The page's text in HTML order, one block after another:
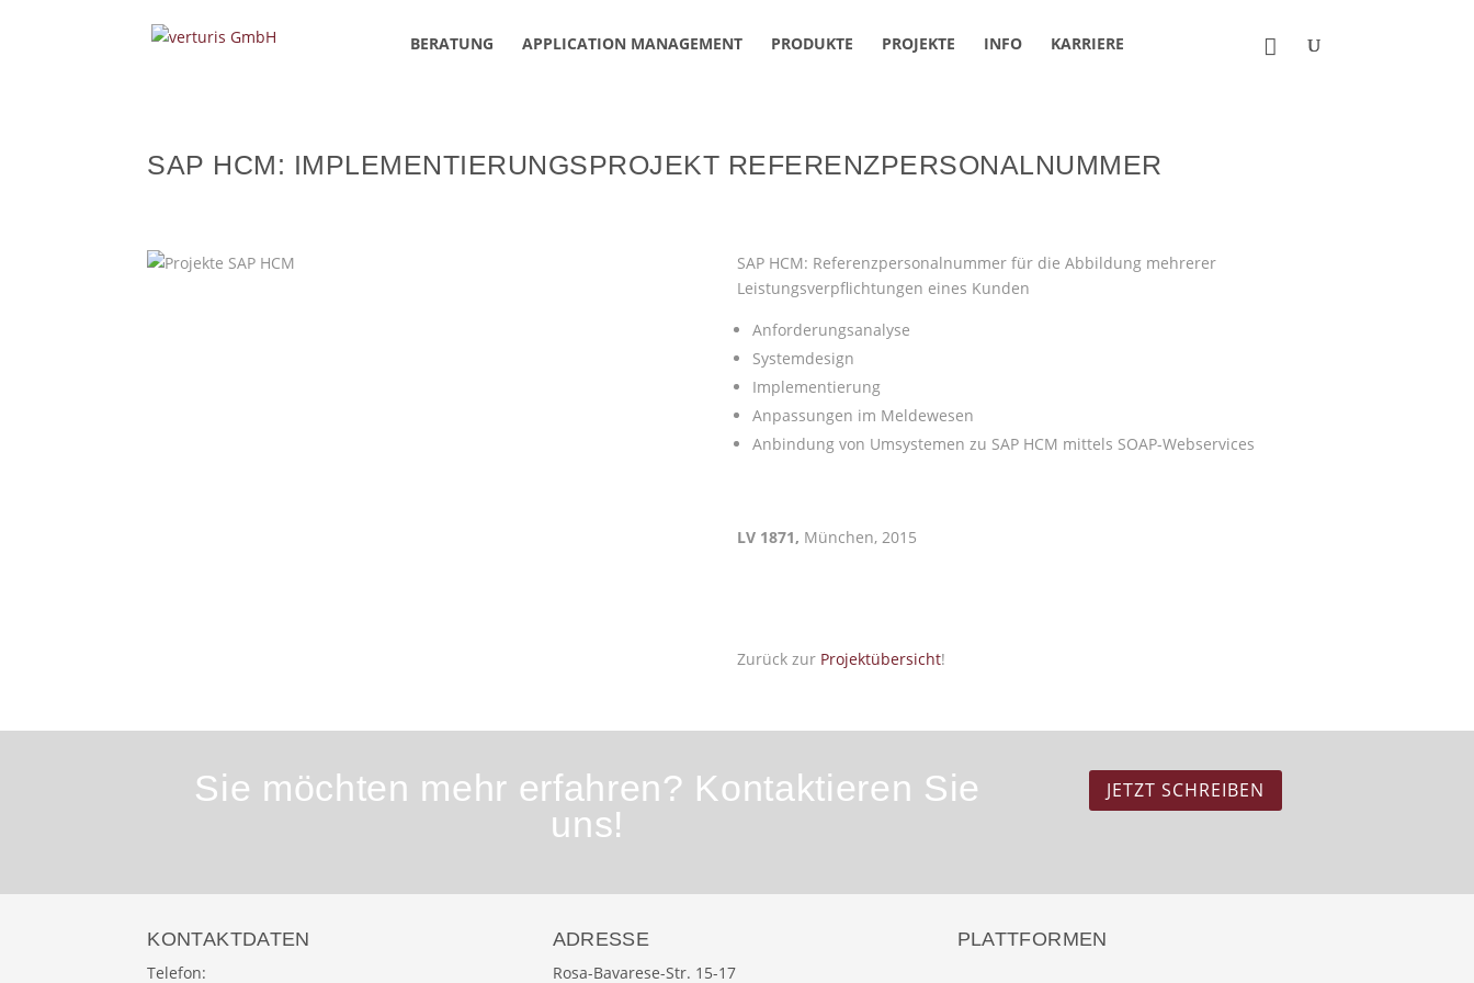
BERATUNG APPLICATION MANAGEMENT PRODUKTE PROJEKTE INFO KARRIERE
SAP HCM: IMPLEMENTIERUNGSPROJEKT REFERENZPERSONALNUMMER
SAP HCM: Referenzpersonalnummer für die Abbildung mehrerer
Leistungsverpflichtungen eines Kunden
Anforderungsanalyse
Systemdesign
Implementierung
Anpassungen im Meldewesen
Anbindung von Umsystemen zu SAP HCM mittels SOAP-Webservices
LV 1871, München, 2015
Zurück zur Projektübersicht!
Sie möchten mehr erfahren? Kontaktieren Sie
uns!
JETZT SCHREIBEN
KONTAKTDATEN
Telefon:
ADRESSE
Rosa-Bavarese-Str. 15-17
PLATTFORMEN